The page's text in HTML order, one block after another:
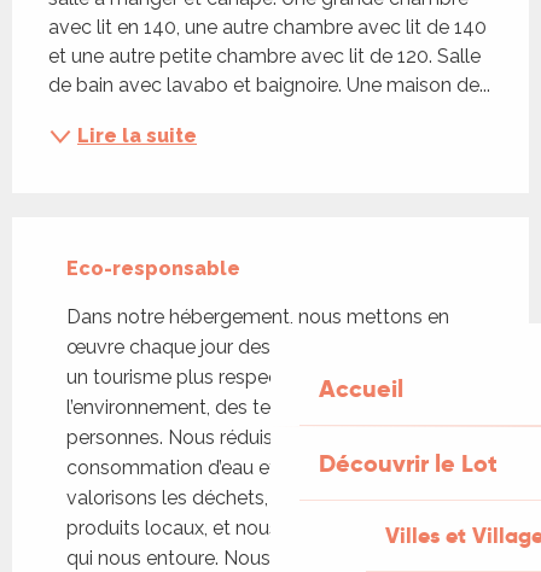
Accueil
Découvrir le Lot
Villes et
avec lit en 140, une autre chambre avec lit de 140
et une autre petite chambre avec lit de 120. Salle
de bain avec lavabo et baignoire. Une maison de...
Lire la suite
Eco-responsable
Dans notre hébergement, nous mettons en
œuvre chaque jour des actions concrètes pour
un tourisme plus respectueux de
l’environnement, des territoires et des
personnes. Nous réduisons notre
consommation d’eau et d’énergie, nous trions et
valorisons les déchets, nous privilégions les
produits locaux, et nous protégeons la nature
qui nous entoure. Nous avons conçu ce lieu